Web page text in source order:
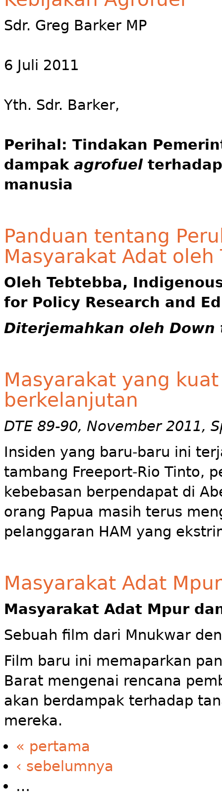
Sdr. Greg Barker MP
6 Juli 2011
Yth. Sdr. Barker,
Perihal: Tindakan
dampak agrofuel
manusia
Panduan tentang
Masyarakat Adat oleh
Oleh Tebtebba,
for Policy Research and
Diterjemahkan oleh Down
Masyarakat yang
berkelanjutan
DTE 89-90, November 2011,
Insiden yang baru-baru ini
tambang Freeport-Rio Tinto,
kebebasan berpendapat di
orang Papua masih terus
pelanggaran HAM yang
Masyarakat Adat
Masyarakat Adat Mpur
Sebuah film dari Mnukwar
Film baru ini memaparkan
Barat mengenai rencana
akan berdampak terhadap
mereka.
« pertama
‹ sebelumnya
…